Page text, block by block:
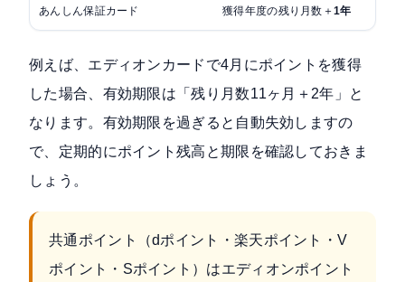
あんしん保証カード
獲得年度の残り月数＋1年
例えば、エディオンカードで4月にポイントを獲得
した場合、有効期限は「残り月数11ヶ月＋2年」と
なります。有効期限を過ぎると自動失効しますの
で、定期的にポイント残高と期限を確認しておきま
しょう。
共通ポイント（dポイント・楽天ポイント・V
ポイント・Sポイント）はエディオンポイント